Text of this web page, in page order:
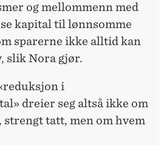
og mellommenn med
kapital til lønnsomme
sparerne ikke alltid kan
slik Nora gjør.
i
dreier seg altså ikke om
strengt tatt, men om hvem